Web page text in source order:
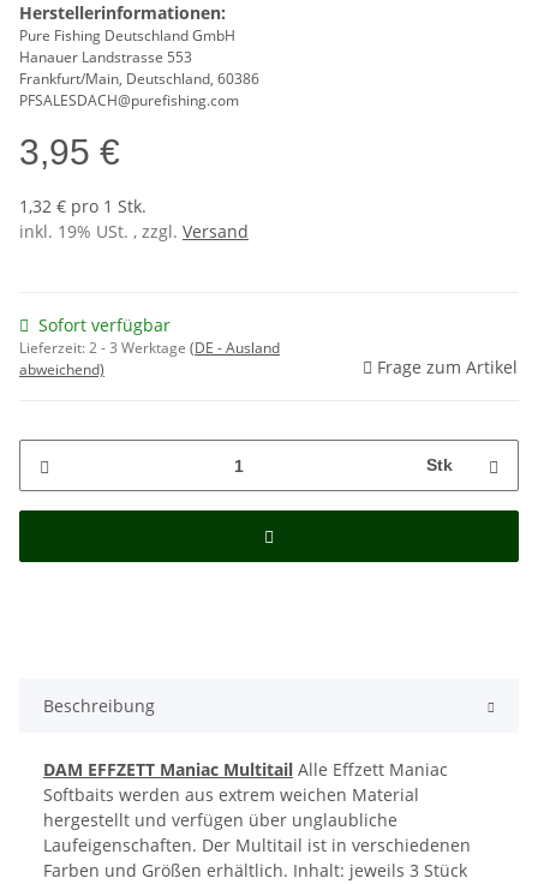
Herstellerinformationen:
Pure Fishing Deutschland GmbH
Hanauer Landstrasse 553
Frankfurt/Main, Deutschland, 60386
PFSALESDACH@purefishing.com
3,95 €
1,32 € pro 1 Stk.
inkl. 19% USt. , zzgl. Versand
Sofort verfügbar
Lieferzeit:2 - 3 Werktage (DE - Ausland
abweichend)
Frage zum Artikel
Stk
Beschreibung
DAM EFFZETT Maniac Multitail Alle Effzett Maniac
Softbaits werden aus extrem weichen Material
hergestellt und verfügen über unglaubliche
Laufeigenschaften. Der Multitail ist in verschiedenen
Farben und Größen erhältlich. Inhalt: jeweils 3 Stück